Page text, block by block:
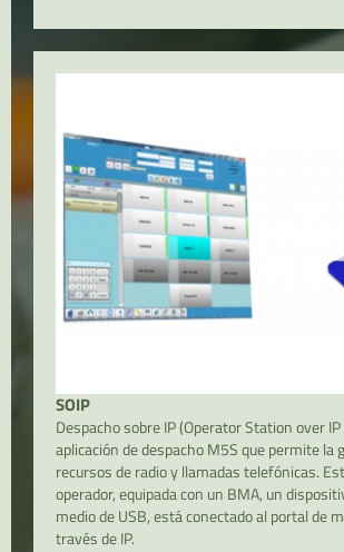
SOIP
Despacho sobre IP (Operator Station over
aplicación de despacho M5S que permite la
recursos de radio y llamadas telefónicas.
operador, equipada con un BMA, un
medio de USB, está conectado al portal de
través de IP.